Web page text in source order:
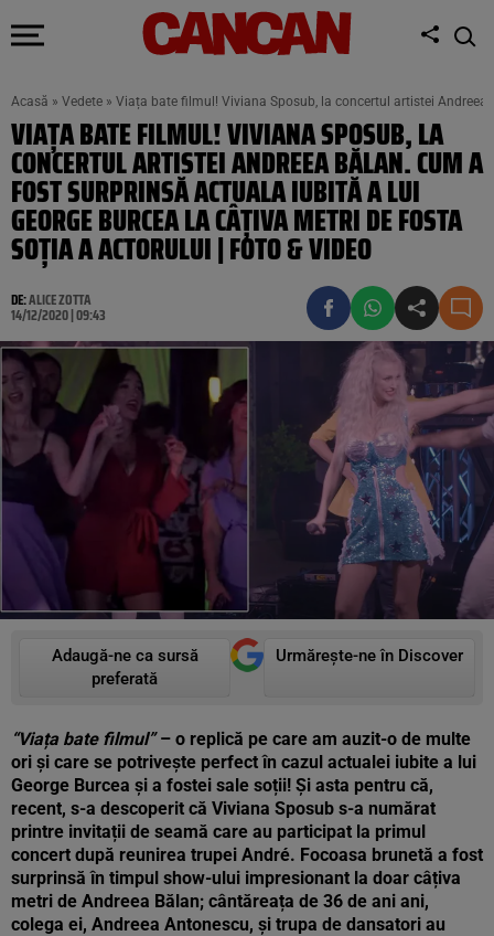
Acasă » Vedete » Viața bate filmul! Viviana Sposub, la concertul artistei
VIAȚA BATE FILMUL! VIVIANA SPOSUB, LA
CONCERTUL ARTISTEI ANDREEA BĂLAN. CUM A
FOST SURPRINSĂ ACTUALA IUBITĂ A LUI
GEORGE BURCEA LA CÂȚIVA METRI DE FOSTA
SOȚIA A ACTORULUI | FOTO & VIDEO
DE:ALICE ZOTTA
14/12/2020 | 09:43
Adaugă-ne ca sursă
preferată
Urmărește-ne în Discover
“Viața bate filmul”– o replică pe care am auzit-o de multe
ori și care se potrivește perfect în cazul actualei iubite a lui
George Burcea și a fostei sale soții! Și asta pentru că,
recent, s-a descoperit că Viviana Sposub s-a numărat
printre invitații de seamă care au participat la primul
concert după reunirea trupei André. Focoasa brunetă a fost
surprinsă în timpul show-ului impresionant la doar câțiva
metri de Andreea Bălan; cântăreața de 36 de ani ani,
colega ei, Andreea Antonescu, și trupa de dansatori au